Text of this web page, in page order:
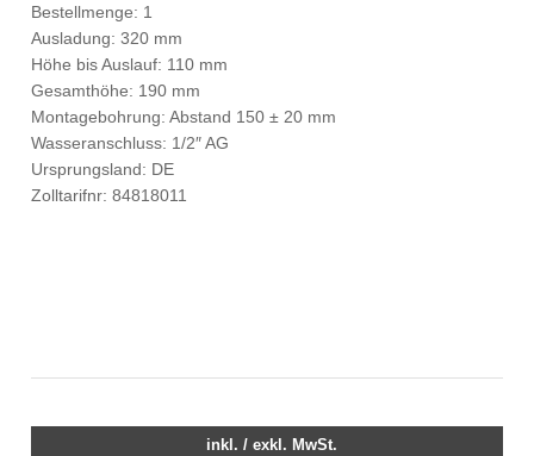
Bestellmenge: 1
Ausladung: 320 mm
Höhe bis Auslauf: 110 mm
Gesamthöhe: 190 mm
Montagebohrung: Abstand 150 ± 20 mm
Wasseranschluss: 1/2″ AG
Ursprungsland: DE
Zolltarifnr: 84818011
inkl. / exkl. MwSt.